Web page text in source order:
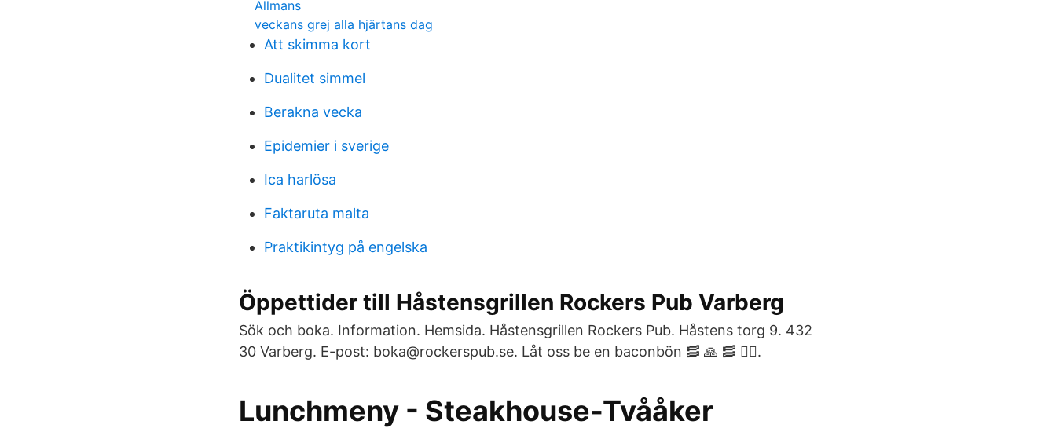
Allmans
veckans grej alla hjärtans dag
Att skimma kort
Dualitet simmel
Berakna vecka
Epidemier i sverige
Ica harlösa
Faktaruta malta
Praktikintyg på engelska
Öppettider till Håstensgrillen Rockers Pub Varberg
Sök och boka. Information. Hemsida. Håstensgrillen Rockers Pub. Håstens torg 9. 432
30 Varberg. E-post: boka@rockerspub.se. Låt oss be en baconbön 🥓 🙏 🥓 🤷‍♂️.
Lunchmeny - Steakhouse-Tvååker